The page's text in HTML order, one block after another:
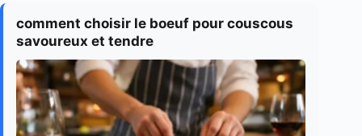
comment choisir le boeuf pour couscous
savoureux et tendre